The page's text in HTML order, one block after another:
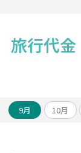
旅行代金
9月 10月